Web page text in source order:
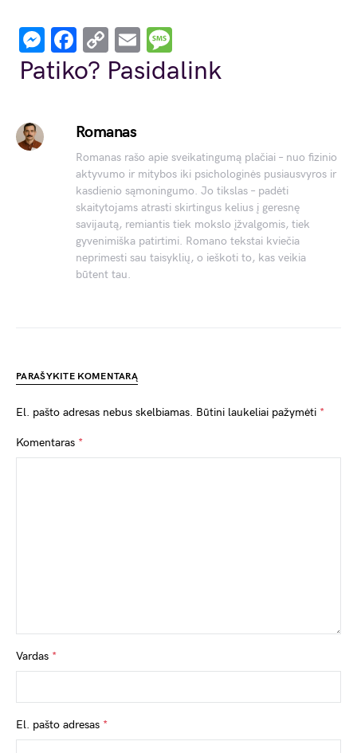
Messenger
Facebook
Copy
Link
Email
Patiko? Pasidalink
Romanas
Romanas rašo apie sveikatingumą plačiai – nuo fizinio
aktyvumo ir mitybos iki psichologinės pusiausvyros ir
kasdienio sąmoningumo. Jo tikslas – padėti
skaitytojams atrasti skirtingus kelius į geresnę
savijautą, remiantis tiek mokslo įžvalgomis, tiek
gyvenimiška patirtimi. Romano tekstai kviečia
neprimesti sau taisyklių, o ieškoti to, kas veikia
būtent tau.
PARAŠYKITE KOMENTARĄ
El. pašto adresas nebus skelbiamas. Būtini laukeliai pažymėti *
Komentaras *
Vardas *
El. pašto adresas *